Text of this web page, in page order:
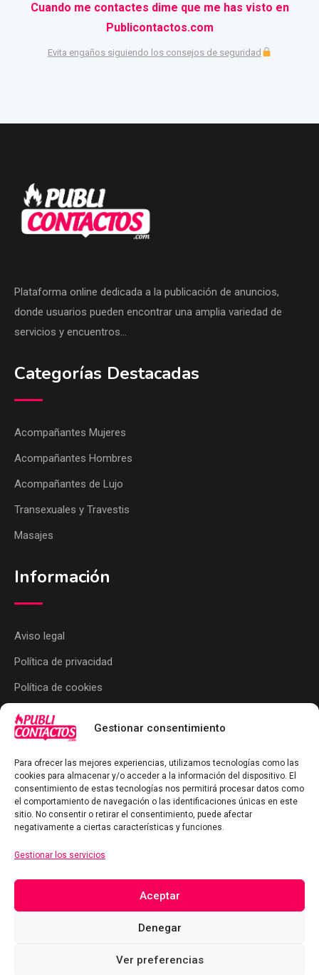
Gestionar consentimiento
Para ofrecer las mejores experiencias, utilizamos tecnologías como las
cookies para almacenar y/o acceder a la información del dispositivo. El
consentimiento de estas tecnologías nos permitirá procesar datos como
el comportamiento de navegación o las identificaciones únicas en este
sitio. No consentir o retirar el consentimiento, puede afectar
negativamente a ciertas características y funciones.
Gestionar los servicios
Aceptar
Denegar
Ver preferencias
Cuando me contactes dime que me has visto en
Publicontactos.com
Evita engaños siguiendo los consejos de seguridad
Plataforma online dedicada a la publicación de anuncios,
donde usuarios pueden encontrar una amplia variedad de
servicios y encuentros…
Categorías Destacadas
Acompañantes Mujeres
Acompañantes Hombres
Acompañantes de Lujo
Transexuales y Travestis
Masajes
Información
Aviso legal
Política de privacidad
Política de cookies
Términos y condiciones
Ayuda y Soporte
Contacto
© Copyright Publicontactos.com 2026.